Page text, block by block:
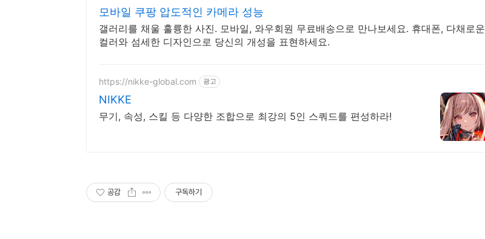
모바일 쿠팡 압도적인 카메라 성능
갤러리를 채울 훌륭한 사진. 모바일, 와우회원 무료배송으로 만나보세요. 휴대폰, 다채로운
컬러와 섬세한 디자인으로 당신의 개성을 표현하세요.
https://nikke-global.com 광고
NIKKE
무기, 속성, 스킬 등 다양한 조합으로 최강의 5인 스쿼드를 편성하라!
공감 구독하기